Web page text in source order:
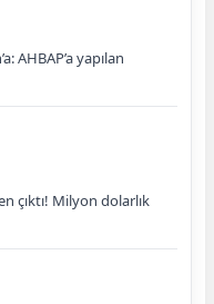
AHBAP’a yapılan
çıktı! Milyon dolarlık